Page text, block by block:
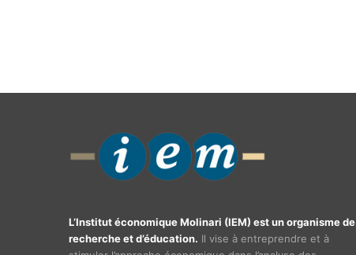
L’Institut économique Molinari (IEM) est un organisme de
recherche et d’éducation. Il vise à entreprendre et à